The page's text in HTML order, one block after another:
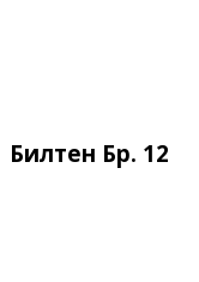
Билтен Бр. 12